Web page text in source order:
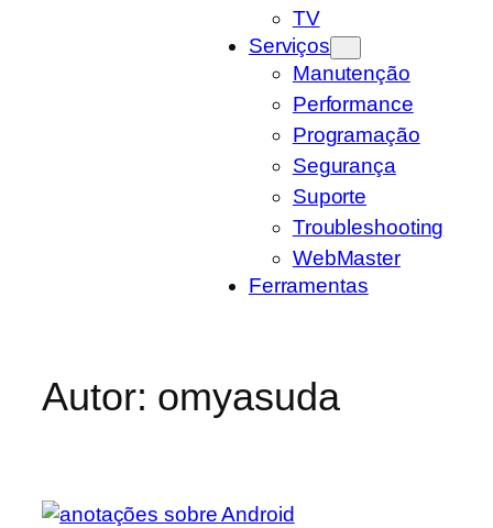
TV
Serviços
Manutenção
Performance
Programação
Segurança
Suporte
Troubleshooting
WebMaster
Ferramentas
Autor: omyasuda